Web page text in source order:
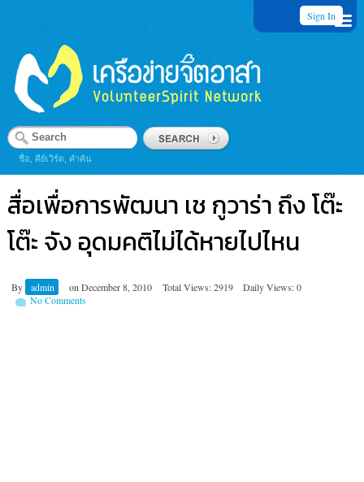
Sign In
ชื่อ, คีย์เวิร์ด, คำค้น
สื่อเพื่อการพัฒนา เช กูวาร่า ถึง โต๊ะ
โต๊ะ จัง อุดมคติไม่ได้หายไปไหน
By admin on December 8, 2010 Total Views: 2919
Daily Views: 0
No Comments